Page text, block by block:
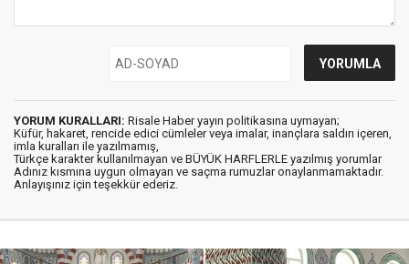
YORUM KURALLARI: Risale Haber yayın politikasına uymayan;
Küfür, hakaret, rencide edici cümleler veya imalar, inançlara saldırı içeren,
imla kuralları ile yazılmamış,
Türkçe karakter kullanılmayan ve BÜYÜK HARFLERLE yazılmış yorumlar
Adınız kısmına uygun olmayan ve saçma rumuzlar onaylanmamaktadır.
Anlayışınız için teşekkür ederiz.